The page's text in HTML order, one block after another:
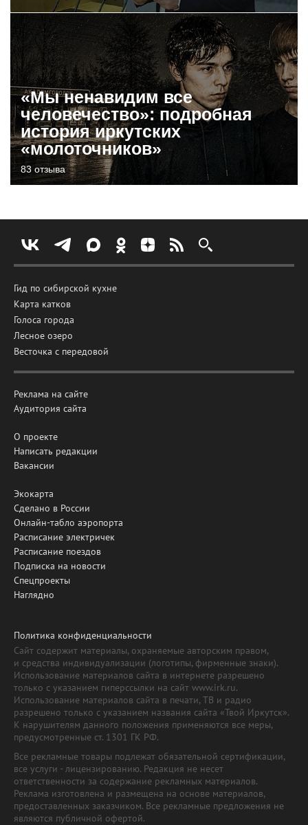
«Мы ненавидим все
человечество»: подробная
история иркутских
«молоточников»
83 отзыва
Гид по сибирской кухне
Карта катков
Голоса города
Лесное озеро
Весточка с передовой
Реклама на сайте
Аудитория сайта
О проекте
Написать редакции
Вакансии
Экокарта
Сделано в России
Онлайн-табло аэропорта
Расписание электричек
Расписание поездов
Подписка на новости
Спецпроекты
Наглядно
Политика конфиденциальности
Сайт содержит материалы, охраняемые авторским правом,
и средства индивидуализации (логотипы, фирменные знаки).
Использование материалов сайта в интернете разрешено
только с указанием гиперссылки на сайт www.irk.ru.
Использование материалов сайта в печати, ТВ и радио
разрешено только с указанием названия сайта «Твой Иркутск».
К нарушителям данного положения применяются все меры,
предусмотренные ст. 1301 ГК РФ.
Все рекламные товары подлежат обязательной сертификации,
все услуги - лицензированию. Редакция не несет
ответственности за содержание рекламных материалов.
Реклама изготовлена и размещена на основе материалов,
предоставленных заказчиком. Все рекламные предложения не
являются публичной офертой.